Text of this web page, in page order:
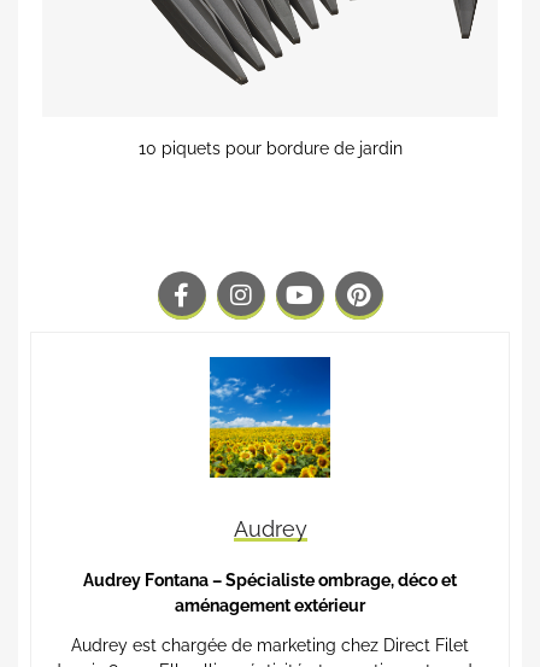
10 piquets pour bordure de jardin
Audrey
Audrey Fontana – Spécialiste ombrage, déco et
aménagement extérieur
Audrey est chargée de marketing chez Direct Filet